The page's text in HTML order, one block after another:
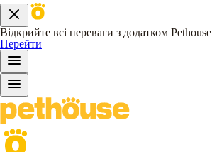
Відкрийте всі переваги з додатком Pethouse
Перейти